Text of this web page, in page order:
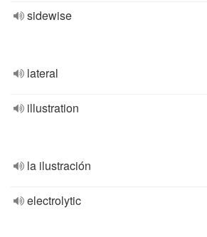
sidewise
lateral
illustration
la ilustración
electrolytic